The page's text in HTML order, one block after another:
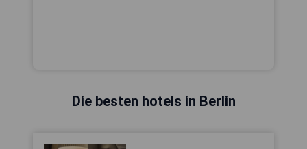
Die besten hotels in Berlin